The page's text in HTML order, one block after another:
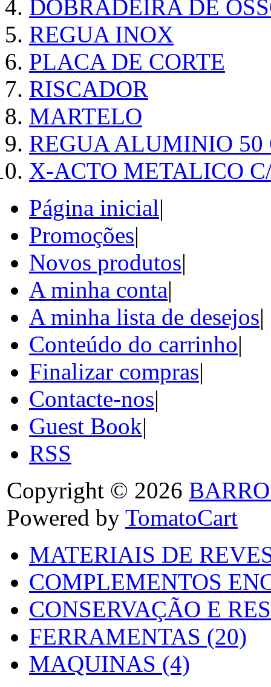
DOBRADEIRA DE
REGUA INOX
PLACA DE CORTE
RISCADOR
MARTELO
REGUA ALUMINIO 50
X-ACTO METALICO
Página inicial|
Promoções|
Novos produtos|
A minha conta|
A minha lista de desejos|
Conteúdo do carrinho|
Finalizar compras|
Contacte-nos|
Guest Book|
RSS
Copyright © 2026
Powered by TomatoCart
MATERIAIS DE
COMPLEMENTOS
CONSERVAÇÃO E
FERRAMENTAS (20)
MAQUINAS (4)